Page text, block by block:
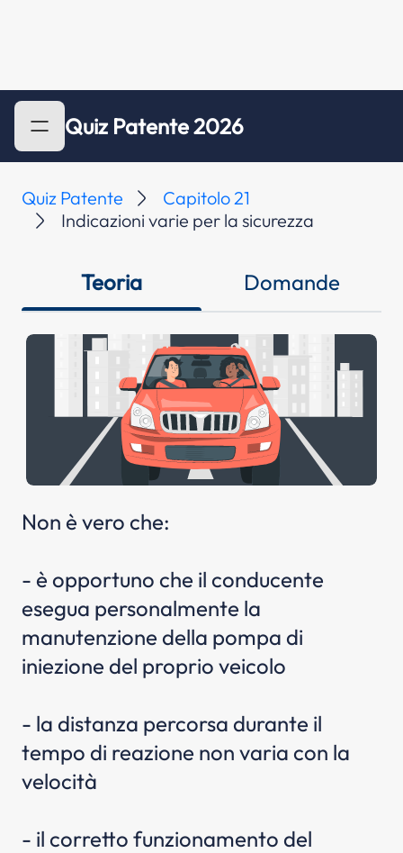
Quiz Patente 2026
Quiz Patente
Capitolo 21
Indicazioni varie per la sicurezza
Teoria Domande
Non è vero che:
- è opportuno che il conducente
esegua personalmente la
manutenzione della pompa di
iniezione del proprio veicolo
- la distanza percorsa durante il
tempo di reazione non varia con la
velocità
- il corretto funzionamento del